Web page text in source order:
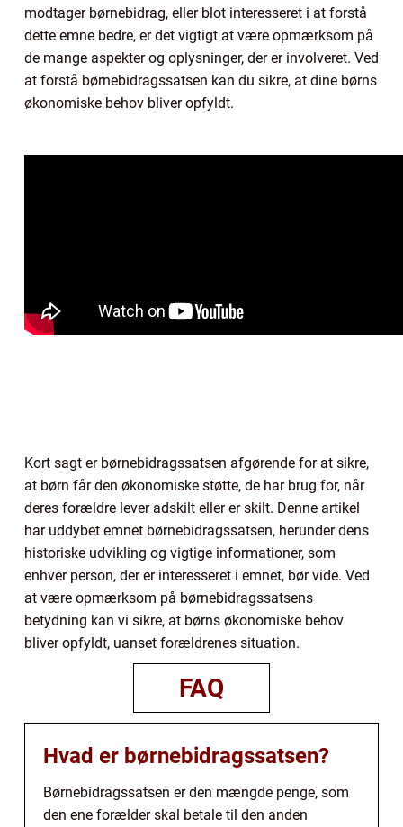
modtager børnebidrag, eller blot interesseret i at forstå
dette emne bedre, er det vigtigt at være opmærksom på
de mange aspekter og oplysninger, der er involveret. Ved
at forstå børnebidragssatsen kan du sikre, at dine børns
økonomiske behov bliver opfyldt.
Kort sagt er børnebidragssatsen afgørende for at sikre,
at børn får den økonomiske støtte, de har brug for, når
deres forældre lever adskilt eller er skilt. Denne artikel
har uddybet emnet børnebidragssatsen, herunder dens
historiske udvikling og vigtige informationer, som
enhver person, der er interesseret i emnet, bør vide. Ved
at være opmærksom på børnebidragssatsens
betydning kan vi sikre, at børns økonomiske behov
bliver opfyldt, uanset forældrenes situation.
FAQ
Hvad er børnebidragssatsen?
Børnebidragssatsen er den mængde penge, som
den ene forælder skal betale til den anden